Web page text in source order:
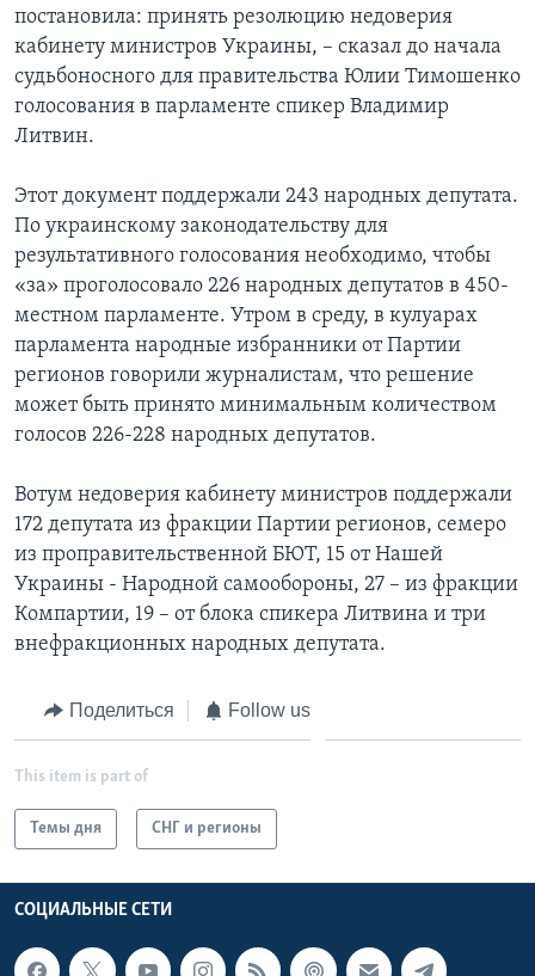
постановила: принять резолюцию недоверия
кабинету министров Украины, – сказал до начала
судьбоносного для правительства Юлии Тимошенко
голосования в парламенте спикер Владимир
Литвин.
Этот документ поддержали 243 народных депутата.
По украинскому законодательству для
результативного голосования необходимо, чтобы
«за» проголосовало 226 народных депутатов в 450-
местном парламенте. Утром в среду, в кулуарах
парламента народные избранники от Партии
регионов говорили журналистам, что решение
может быть принято минимальным количеством
голосов 226-228 народных депутатов.
Вотум недоверия кабинету министров поддержали
172 депутата из фракции Партии регионов, семеро
из проправительственной БЮТ, 15 от Нашей
Украины - Народной самообороны, 27 – из фракции
Компартии, 19 – от блока спикера Литвина и три
внефракционных народных депутата.
Поделиться Follow us
This item is part of
Темы дня СНГ и регионы
СОЦИАЛЬНЫЕ СЕТИ